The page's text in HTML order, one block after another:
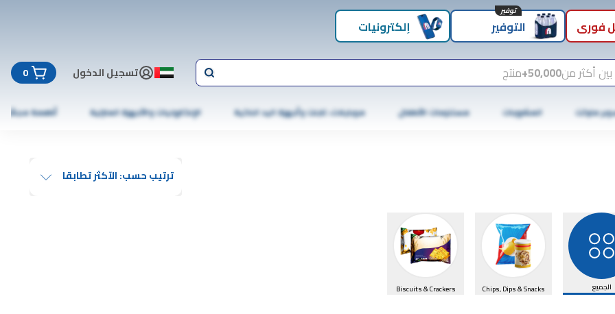
فوري التوفير
توفير
إلكترونيات
أكثر من50,000+ منتج تسجيل الدخول 0
ماركت المشروبات مستلزمات الأطفال موبايلات، تابلت وأجهزة اليد الذكية الإلكترونيات والأجهزة المنزلية أطعمة مجمّدة
ترتيب حسب: الآكثر تطابقا
الجميع Chips, Dips & Snacks
Biscuits & Crackers